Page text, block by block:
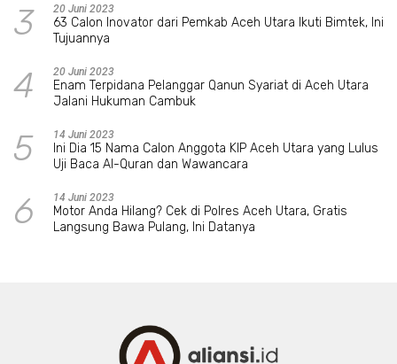
3 20 Juni 2023
63 Calon Inovator dari Pemkab Aceh Utara Ikuti Bimtek, Ini
Tujuannya
4 20 Juni 2023
Enam Terpidana Pelanggar Qanun Syariat di Aceh Utara
Jalani Hukuman Cambuk
5 14 Juni 2023
Ini Dia 15 Nama Calon Anggota KIP Aceh Utara yang Lulus
Uji Baca Al-Quran dan Wawancara
6 14 Juni 2023
Motor Anda Hilang? Cek di Polres Aceh Utara, Gratis
Langsung Bawa Pulang, Ini Datanya